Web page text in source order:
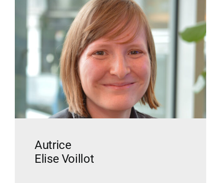
Autrice
Elise Voillot